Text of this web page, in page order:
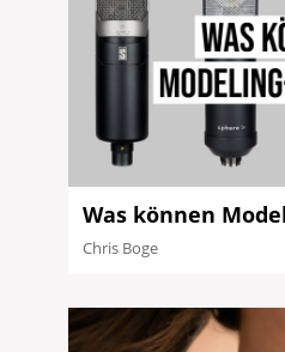
Was können
Chris Boge